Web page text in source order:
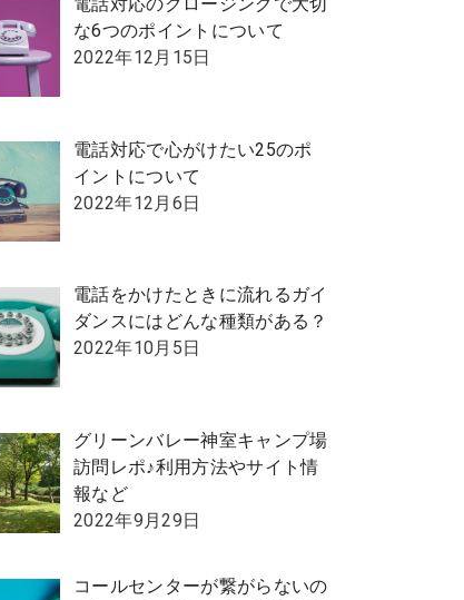
な6つのポイントについて
2022年12月15日
電話対応で心がけたい25のポ
イントについて
2022年12月6日
電話をかけたときに流れるガイ
ダンスにはどんな種類がある？
2022年10月5日
グリーンバレー神室キャンプ場
訪問レポ♪利用方法やサイト情
報など
2022年9月29日
コールセンターが繋がらないの